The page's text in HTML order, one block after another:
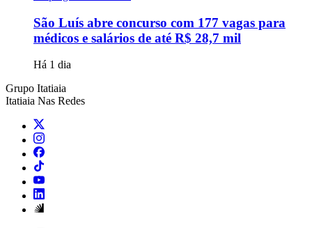
São Luís abre concurso com 177 vagas para
médicos e salários de até R$ 28,7 mil
Há 1 dia
Grupo Itatiaia
Itatiaia Nas Redes